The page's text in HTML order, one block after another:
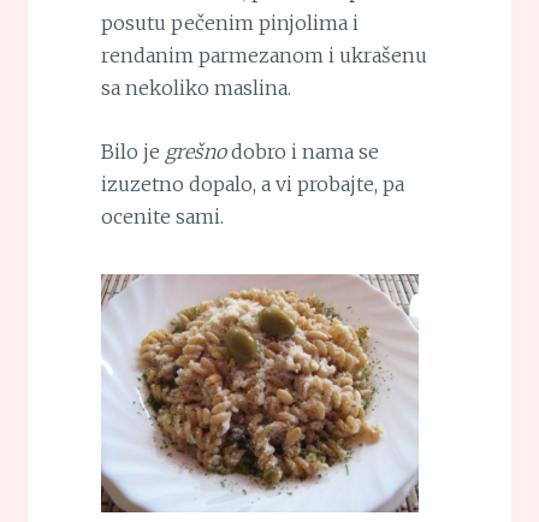
posutu pečenim pinjolima i
rendanim parmezanom i ukrašenu
sa nekoliko maslina.
Bilo je grešnodobro i nama se
izuzetno dopalo, a vi probajte, pa
ocenite sami.